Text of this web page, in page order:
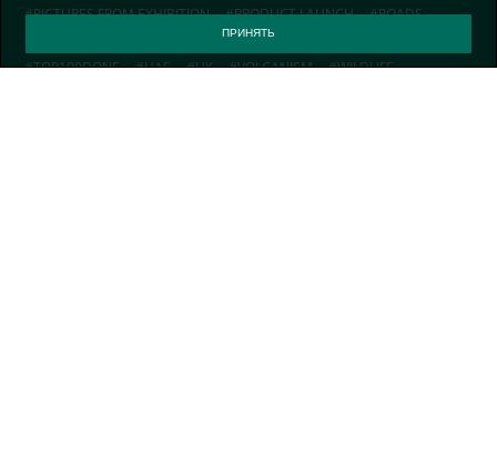
PICTURES FROM EXHIBITION
PRODUCT LAUNCH
ROADS
TECHNOLOGY
TOP100DONE
UAE UK VOLCANISM WILDLIFE
ПРИНЯТЬ